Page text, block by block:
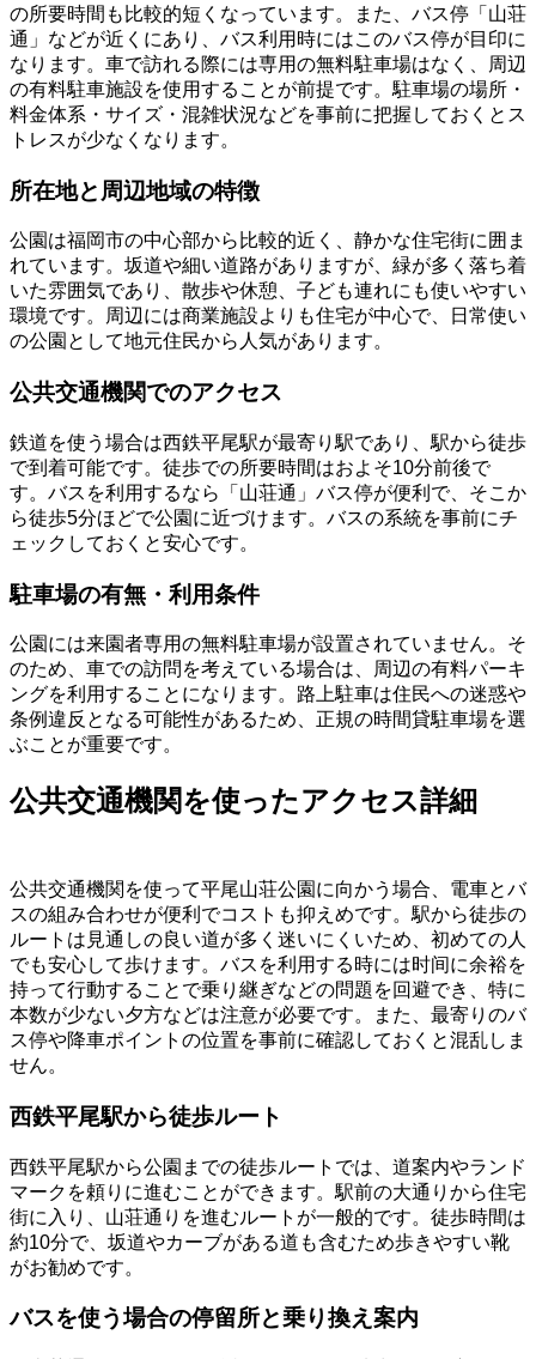
の所要時間も比較的短くなっています。また、バス停「山荘
通」などが近くにあり、バス利用時にはこのバス停が目印に
なります。車で訪れる際には専用の無料駐車場はなく、周辺
の有料駐車施設を使用することが前提です。駐車場の場所・
料金体系・サイズ・混雑状況などを事前に把握しておくとス
トレスが少なくなります。
所在地と周辺地域の特徴
公園は福岡市の中心部から比較的近く、静かな住宅街に囲ま
れています。坂道や細い道路がありますが、緑が多く落ち着
いた雰囲気であり、散歩や休憩、子ども連れにも使いやすい
環境です。周辺には商業施設よりも住宅が中心で、日常使い
の公園として地元住民から人気があります。
公共交通機関でのアクセス
鉄道を使う場合は西鉄平尾駅が最寄り駅であり、駅から徒歩
で到着可能です。徒歩での所要時間はおよそ10分前後で
す。バスを利用するなら「山荘通」バス停が便利で、そこか
ら徒歩5分ほどで公園に近づけます。バスの系統を事前にチ
ェックしておくと安心です。
駐車場の有無・利用条件
公園には来園者専用の無料駐車場が設置されていません。そ
のため、車での訪問を考えている場合は、周辺の有料パーキ
ングを利用することになります。路上駐車は住民への迷惑や
条例違反となる可能性があるため、正規の時間貸駐車場を選
ぶことが重要です。
公共交通機関を使ったアクセス詳細
公共交通機関を使って平尾山荘公園に向かう場合、電車とバ
スの組み合わせが便利でコストも抑えめです。駅から徒歩の
ルートは見通しの良い道が多く迷いにくいため、初めての人
でも安心して歩けます。バスを利用する時には时间に余裕を
持って行動することで乗り継ぎなどの問題を回避でき、特に
本数が少ない夕方などは注意が必要です。また、最寄りのバ
ス停や降車ポイントの位置を事前に確認しておくと混乱しま
せん。
西鉄平尾駅から徒歩ルート
西鉄平尾駅から公園までの徒歩ルートでは、道案内やランド
マークを頼りに進むことができます。駅前の大通りから住宅
街に入り、山荘通りを進むルートが一般的です。徒歩時間は
約10分で、坂道やカーブがある道も含むため歩きやすい靴
がお勧めです。
バスを使う場合の停留所と乗り換え案内